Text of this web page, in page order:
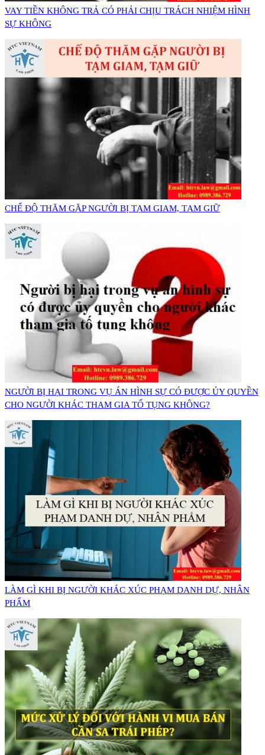
VAY TIỀN KHÔNG TRẢ CÓ PHẢI CHỊU TRÁCH NHIỆM HÌNH
SỰ KHÔNG
CHẾ ĐỘ THĂM GẶP NGƯỜI BỊ TẠM GIAM, TẠM GIỮ
NGƯỜI BỊ HẠI TRONG VỤ ÁN HÌNH SỰ CÓ ĐƯỢC ỦY QUYỀN
CHO NGƯỜI KHÁC THAM GIA TỐ TỤNG KHÔNG?
LÀM GÌ KHI BỊ NGƯỜI KHÁC XÚC PHẠM DANH DỰ, NHÂN
PHẨM